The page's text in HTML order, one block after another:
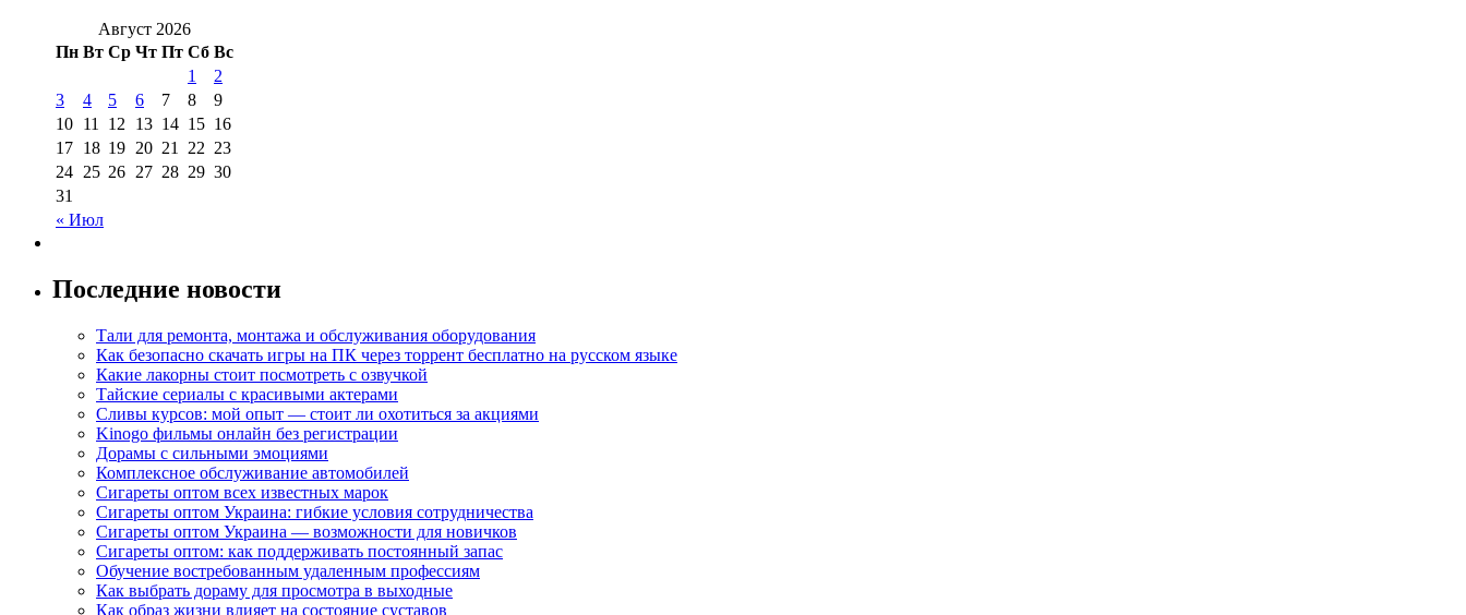
Август 2026
Пн Вт Ср Чт Пт Сб Вс
« Июл
1
2
3
4 5 6 7 8
9
10 11 12 13 14 15 16
17 18 19 20 21 22 23
24 25 26 27 28 29 30
31
Последние новости
Тали для ремонта, монтажа и обслуживания оборудования
Как безопасно скачать игры на ПК через торрент бесплатно на русском языке
Какие лакорны стоит посмотреть с озвучкой
Тайские сериалы с красивыми актерами
Сливы курсов: мой опыт — стоит ли охотиться за акциями
Kinogo фильмы онлайн без регистрации
Дорамы с сильными эмоциями
Комплексное обслуживание автомобилей
Сигареты оптом всех известных марок
Сигареты оптом Украина: гибкие условия сотрудничества
Сигареты оптом Украина — возможности для новичков
Сигареты оптом: как поддерживать постоянный запас
Обучение востребованным удаленным профессиям
Как выбрать дораму для просмотра в выходные
Как образ жизни влияет на состояние суставов